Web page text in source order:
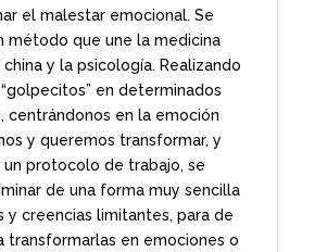
el malestar emocional. Se
método que une la medicina
y la psicología. Realizando
en determinados
centrándonos en la emoción
y queremos transformar, y
un protocolo de trabajo, se
de una forma muy sencilla
y creencias limitantes, para de
transformarlas en emociones o